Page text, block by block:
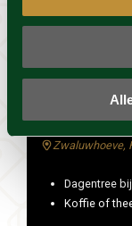
Sauna
Geldig t/m 1
Zwaluwhoeve,
Dagentree
Koffie of